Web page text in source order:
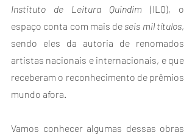
Instituto de Leitura Quindim (ILQ), o
espaço conta com mais de seis mil títulos,
sendo eles da autoria de renomados
artistas nacionais e internacionais, e que
receberam o reconhecimento de prêmios
mundo afora.
Vamos conhecer algumas dessas obras